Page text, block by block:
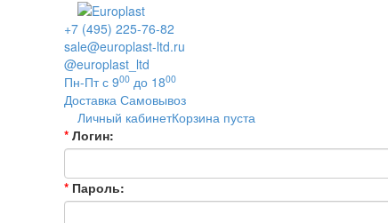
+7 (495) 225-76-82
sale@europlast-ltd.ru
@europlast_ltd
Пн-Пт с 900 до 1800
Доставка Самовывоз
Личный кабинетКорзина пуста
* Логин:
* Пароль: